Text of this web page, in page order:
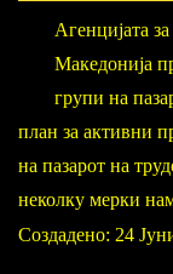
Агенцијата
Македонија
групи на
план за активни
на пазарот на
неколку мерки
Создадено: 24